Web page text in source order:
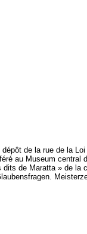
de la rue de la
au Museum central
de Maratta » de